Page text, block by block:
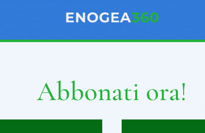
Abbonati ora!